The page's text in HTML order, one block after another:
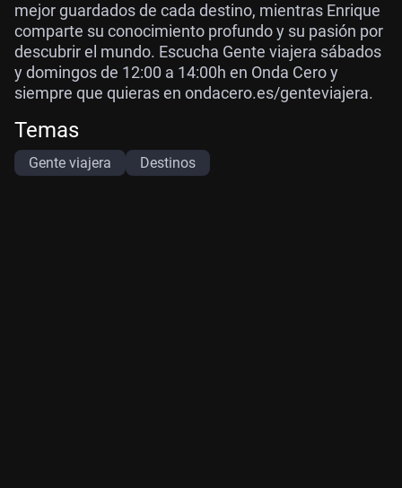
mejor guardados de cada destino, mientras Enrique
comparte su conocimiento profundo y su pasión por
descubrir el mundo. Escucha Gente viajera sábados
y domingos de 12:00 a 14:00h en Onda Cero y
siempre que quieras en ondacero.es/genteviajera.
Temas
Gente viajera Destinos